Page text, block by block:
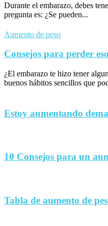
Durante el embarazo, debes
pregunta es: ¿Se pueden...
Aumento de peso
Consejos para perder
¿El embarazo te hizo tener
buenos hábitos sencillos que
Estoy aumentando
10 Consejos para un
Tabla de aumento de